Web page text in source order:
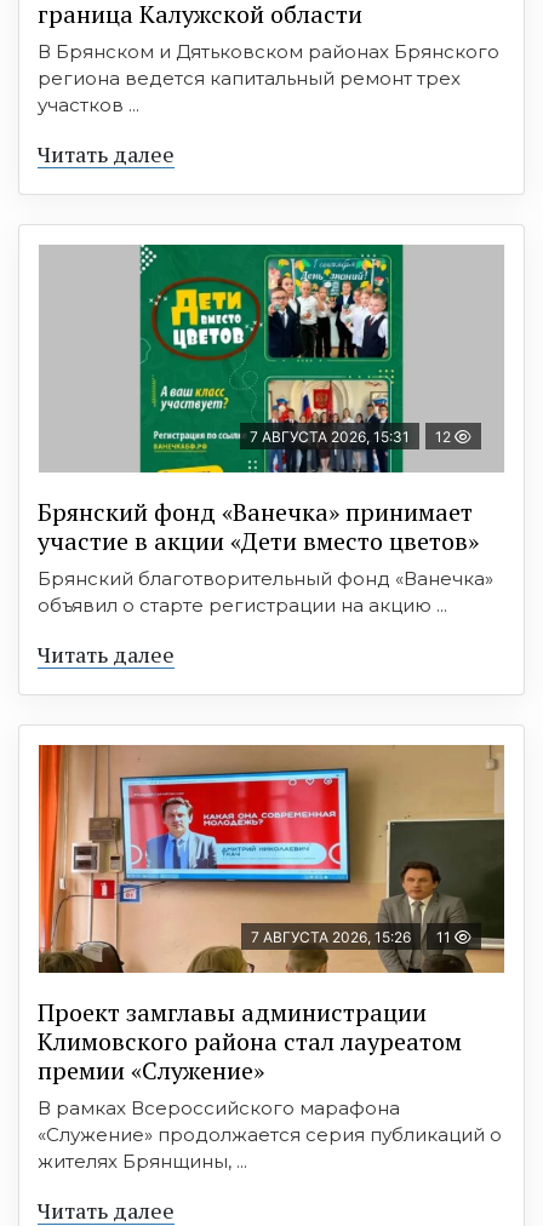
граница Калужской области
В Брянском и Дятьковском районах Брянского
региона ведется капитальный ремонт трех
участков ...
Читать далее
7 АВГУСТА 2026, 15:31 12
Брянский фонд «Ванечка» принимает
участие в акции «Дети вместо цветов»
Брянский благотворительный фонд «Ванечка»
объявил о старте регистрации на акцию ...
Читать далее
7 АВГУСТА 2026, 15:26 11
Проект замглавы администрации
Климовского района стал лауреатом
премии «Служение»
В рамках Всероссийского марафона
«Служение» продолжается серия публикаций о
жителях Брянщины, ...
Читать далее